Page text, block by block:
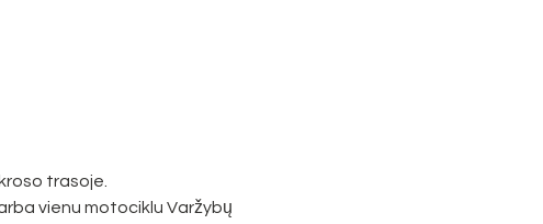
trasoje.
vienu motociklu Varžybų